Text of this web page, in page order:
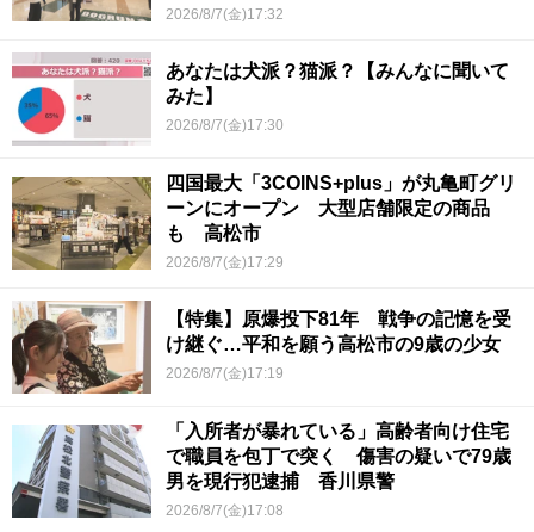
香川県初
2026/8/7(金)17:32
あなたは犬派？猫派？【みんなに聞いて
みた】
2026/8/7(金)17:30
四国最大「3COINS+plus」が丸亀町グリ
ーンにオープン 大型店舗限定の商品
も 高松市
2026/8/7(金)17:29
【特集】原爆投下81年 戦争の記憶を受
け継ぐ…平和を願う高松市の9歳の少女
2026/8/7(金)17:19
「入所者が暴れている」高齢者向け住宅
で職員を包丁で突く 傷害の疑いで79歳
男を現行犯逮捕 香川県警
2026/8/7(金)17:08